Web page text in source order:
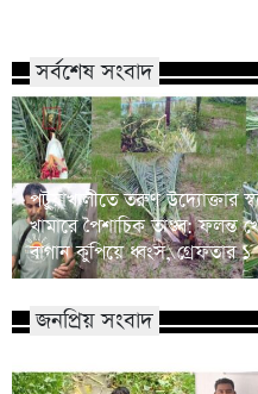
সর্বশেষ সংবাদ
পটুয়াখালীতে তরুণ উদ্যোক্তার
খামারে পৈশাচিক তাণ্ডব: ফলন্ত
বাগান কুপিয়ে ধ্বংস, গ্রেফতার ১
জনপ্রিয় সংবাদ